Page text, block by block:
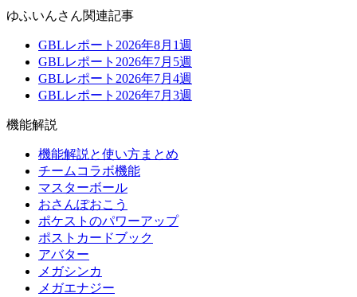
ゆふいんさん関連記事
GBLレポート2026年8月1週
GBLレポート2026年7月5週
GBLレポート2026年7月4週
GBLレポート2026年7月3週
機能解説
機能解説と使い方まとめ
チームコラボ機能
マスターボール
おさんぽおこう
ポケストのパワーアップ
ポストカードブック
アバター
メガシンカ
メガエナジー